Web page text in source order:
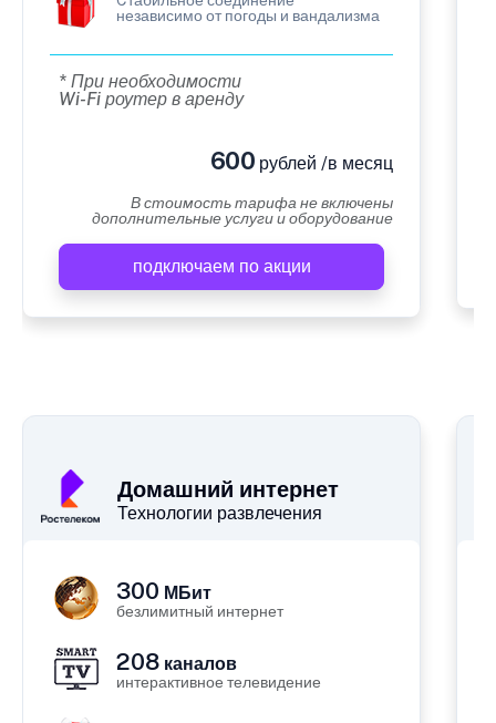
независимо от погоды и вандализма
* При необходимости
Wi-Fi роутер в аренду
600 рублей /в месяц
В стоимость тарифа не включены
дополнительные услуги и оборудование
подключаем по акции
Домашний интернет
Технологии развлечения
300 МБит
безлимитный интернет
208 каналов
интерактивное телевидение